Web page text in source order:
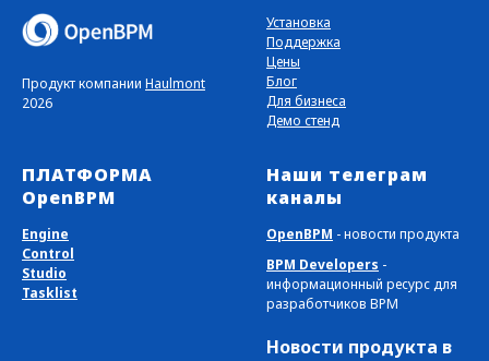
Продукт компании Haulmont
2026
Установка
Поддержка
Цены
Блог
Для бизнеса
Демо стенд
ПЛАТФОРМА
OpenBPM
Engine
Control
Studio
Tasklist
Наши телеграм
каналы
OpenBPM - новости продукта
BPM Developers -
информационный ресурс для
разработчиков BPM
Новости продукта в